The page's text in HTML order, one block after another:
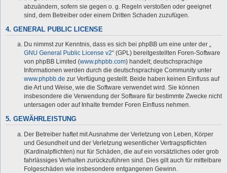
abzuändern, sofern sie gegen o. g. Regeln verstoßen oder geeignet
sind, dem Betreiber oder einem Dritten Schaden zuzufügen.
4. GENERAL PUBLIC LICENSE
Du nimmst zur Kenntnis, dass es sich bei phpBB um eine unter der „
GNU General Public License v2“ (GPL) bereitgestellten Foren-Software
von phpBB Limited (www.phpbb.com) handelt; deutschsprachige
Informationen werden durch die deutschsprachige Community unter
www.phpbb.de zur Verfügung gestellt. Beide haben keinen Einfluss auf
die Art und Weise, wie die Software verwendet wird. Sie können
insbesondere die Verwendung der Software für bestimmte Zwecke nicht
untersagen oder auf Inhalte fremder Foren Einfluss nehmen.
5. GEWÄHRLEISTUNG
Der Betreiber haftet mit Ausnahme der Verletzung von Leben, Körper
und Gesundheit und der Verletzung wesentlicher Vertragspflichten
(Kardinalpflichten) nur für Schäden, die auf ein vorsätzliches oder grob
fahrlässiges Verhalten zurückzuführen sind. Dies gilt auch für mittelbare
Folgeschäden wie insbesondere entgangenen Gewinn.